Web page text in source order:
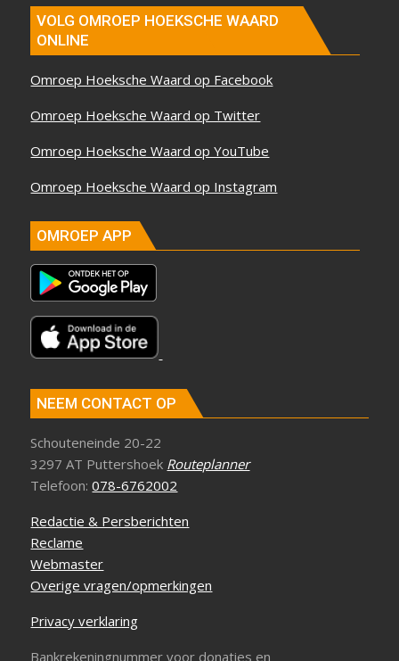
VOLG OMROEP HOEKSCHE WAARD
ONLINE
Omroep Hoeksche Waard op Facebook
Omroep Hoeksche Waard op Twitter
Omroep Hoeksche Waard op YouTube
Omroep Hoeksche Waard op Instagram
OMROEP APP
NEEM CONTACT OP
Schouteneinde 20-22
3297 AT Puttershoek Routeplanner
Telefoon:078-6762002
Redactie & Persberichten
Reclame
Webmaster
Overige vragen/opmerkingen
Privacy verklaring
Bankrekeningnummer voor donaties en